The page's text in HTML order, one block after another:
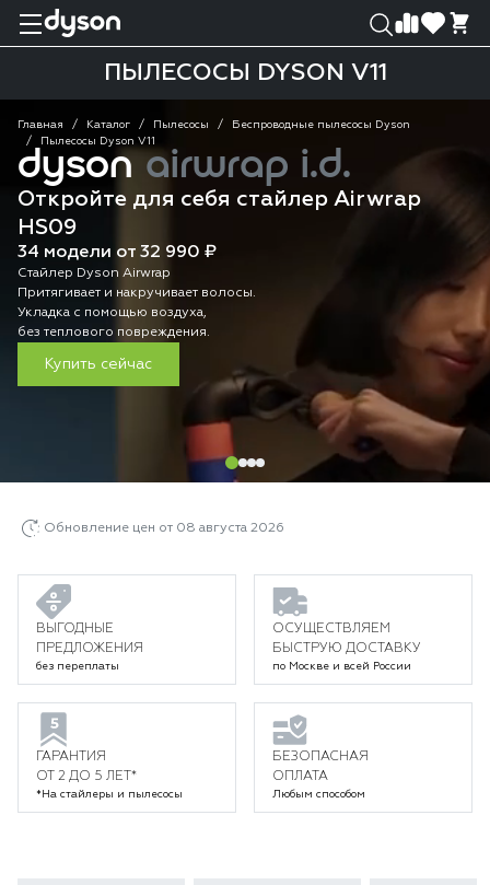
ПЫЛЕСОСЫ DYSON V11
Главная Каталог Пылесосы
Беспроводные пылесосы Dyson
Пылесосы Dyson V11
dysonairwrap i.d.
Откройте для себя стайлер Airwrap
HS09
34 модели от 32 990 ₽
Стайлер Dyson Airwrap
Притягивает и накручивает волосы.
Укладка с помощью воздуха,
без теплового повреждения.
Купить сейчас
Обновление цен от 08 августа 2026
ВЫГОДНЫЕ
ПРЕДЛОЖЕНИЯ
без переплаты
ОСУЩЕСТВЛЯЕМ
БЫСТРУЮ ДОСТАВКУ
по Москве и всей России
ГАРАНТИЯ
ОТ 2 ДО 5 ЛЕТ*
*На стайлеры и пылесосы
БЕЗОПАСНАЯ
ОПЛАТА
Любым способом